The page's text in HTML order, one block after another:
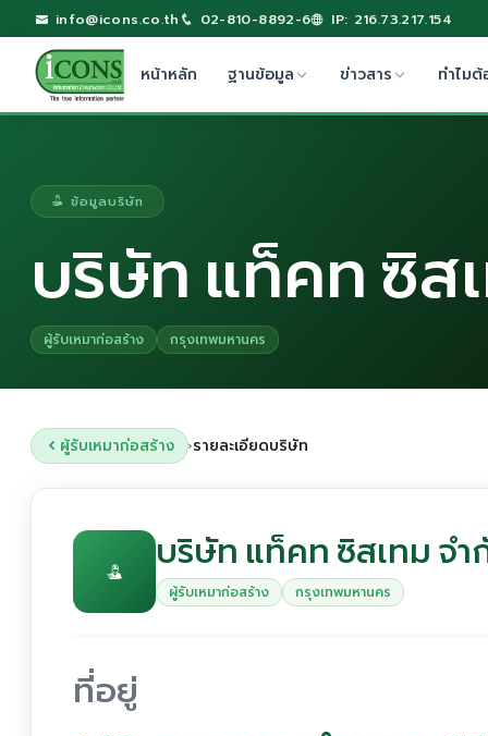
info@icons.co.th 02-810-8892-6 IP: 216.73.217.154
หน้าหลัก ฐานข้อมูล ข่าวสาร ทำไมต้
ข้อมูลบริษัท
บริษัท แท็คท ซิส
ผู้รับเหมาก่อสร้าง กรุงเทพมหานคร
ผู้รับเหมาก่อสร้าง ›รายละเอียดบริษัท
บริษัท แท็คท ซิสเทม จำ
ผู้รับเหมาก่อสร้าง กรุงเทพมหานคร
ที่อยู่